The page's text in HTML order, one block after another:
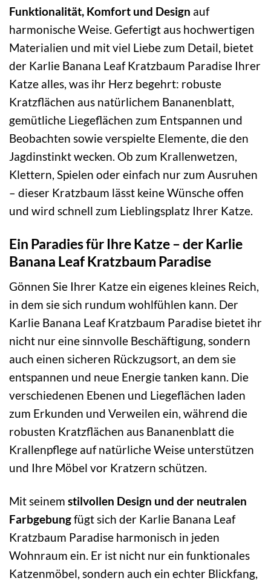
Funktionalität, Komfort und Design auf
harmonische Weise. Gefertigt aus hochwertigen
Materialien und mit viel Liebe zum Detail, bietet
der Karlie Banana Leaf Kratzbaum Paradise Ihrer
Katze alles, was ihr Herz begehrt: robuste
Kratzflächen aus natürlichem Bananenblatt,
gemütliche Liegeflächen zum Entspannen und
Beobachten sowie verspielte Elemente, die den
Jagdinstinkt wecken. Ob zum Krallenwetzen,
Klettern, Spielen oder einfach nur zum Ausruhen
– dieser Kratzbaum lässt keine Wünsche offen
und wird schnell zum Lieblingsplatz Ihrer Katze.
Ein Paradies für Ihre Katze – der Karlie
Banana Leaf Kratzbaum Paradise
Gönnen Sie Ihrer Katze ein eigenes kleines Reich,
in dem sie sich rundum wohlfühlen kann. Der
Karlie Banana Leaf Kratzbaum Paradise bietet ihr
nicht nur eine sinnvolle Beschäftigung, sondern
auch einen sicheren Rückzugsort, an dem sie
entspannen und neue Energie tanken kann. Die
verschiedenen Ebenen und Liegeflächen laden
zum Erkunden und Verweilen ein, während die
robusten Kratzflächen aus Bananenblatt die
Krallenpflege auf natürliche Weise unterstützen
und Ihre Möbel vor Kratzern schützen.
Mit seinem stilvollen Design und der neutralen
Farbgebungfügt sich der Karlie Banana Leaf
Kratzbaum Paradise harmonisch in jeden
Wohnraum ein. Er ist nicht nur ein funktionales
Katzenmöbel, sondern auch ein echter Blickfang,